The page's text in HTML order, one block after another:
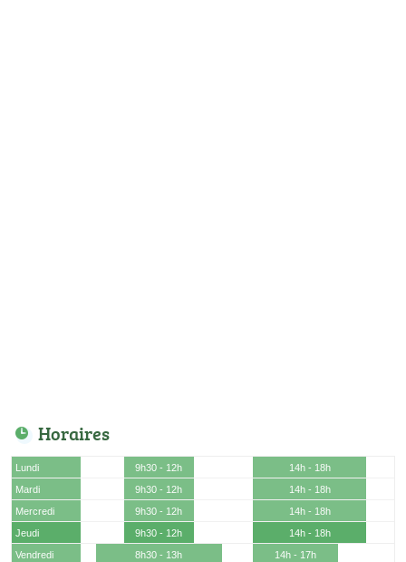
Horaires
Lundi 9h30 - 12h
14h - 18h
Mardi
9h30 - 12h
14h - 18h
Mercredi
9h30 - 12h
14h - 18h
Jeudi
9h30 - 12h
14h - 18h
Vendredi
8h30 - 13h
14h - 17h